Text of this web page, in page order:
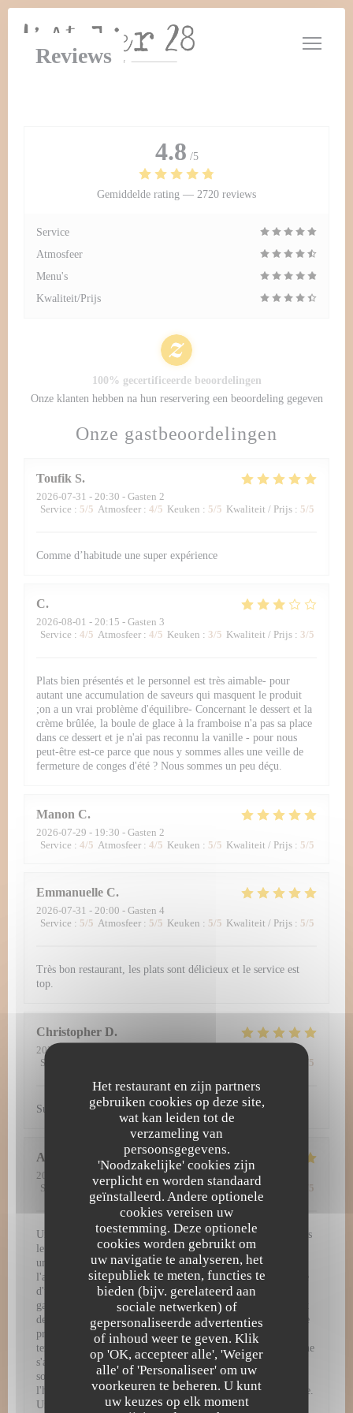
Cookies beheer paneel
Het restaurant en zijn partners
gebruiken cookies op deze site,
wat kan leiden tot de
verzameling van
persoonsgegevens.
'Noodzakelijke' cookies zijn
verplicht en worden standaard
geïnstalleerd. Andere optionele
cookies vereisen uw
toestemming. Deze optionele
cookies worden gebruikt om
uw navigatie te analyseren, het
sitepubliek te meten, functies te
bieden (bijv. gerelateerd aan
sociale netwerken) of
gepersonaliseerde advertenties
of inhoud weer te geven. Klik
op 'OK, accepteer alle', 'Weiger
alle' of 'Personaliseer' om uw
voorkeuren te beheren. U kunt
uw keuzes op elk moment
Reviews
Onze gastbeoordelingen
Toufik S
2026-07-31 - 20:30 - Gasten 2
Service : 5/5 Atmosfeer : 4/5 Keuken : 5/5 Kwaliteit / Prijs : 5/5
Comme d’habitude une super expérience
C
2026-08-01 - 20:15 - Gasten 3
Service : 4/5 Atmosfeer : 4/5 Keuken : 3/5 Kwaliteit / Prijs : 3/5
Plats bien présentés et le personnel est très aimable- pour
autant une accumulation de saveurs qui masquent le produit
;on a un vrai problème d'équilibre- Concernant le dessert et la
crème brûlée, la boule de glace à la framboise n'a pas sa place
dans ce dessert et je n'ai pas reconnu la vanille - pour nous
peut-être est-ce parce que nous y sommes alles une veille de
fermeture de conges d'été ? Nous sommes un peu déçu.
Manon C
2026-07-29 - 19:30 - Gasten 2
Service : 4/5 Atmosfeer : 4/5 Keuken : 5/5 Kwaliteit / Prijs : 5/5
Emmanuelle C
2026-07-31 - 20:00 - Gasten 4
Service : 5/5 Atmosfeer : 5/5 Keuken : 5/5 Kwaliteit / Prijs : 5/5
Très bon restaurant, les plats sont délicieux et le service est
top.
Christopher D
2026-07-30
Service
/5
Super découverte. Tout simplement excellent !
Amy
2026-07-29
- 12:30 - Gasten 3
Service
Atmosfeer: 5/5 Keuken: 5/5 Kwaliteit / Prijs /5
Une expérience gastronomique d'exception à L'Atelier 28 Dès
le passage de la porte, L'Atelier 28 vous plonge dans un
univers culinaire raffiné et inoubliable. Chaque détail, de
l'ambiance chaleureuse jusqu'à la dernière bouchée, témoigne
d'une passion authentique pour la haute gastronomie. Une
gastronomie remarquable et visuelle Les assiettes servies sont
de véritables œuvres d'art. Chaque plat arrive dressé avec une
précision chirurgicale, mêlant couleurs vibrantes, jeux de
textures et présentations d'une élégance rare. Mais la beauté ne
s'arrête pas au visuel : en bouche, les associations de saveurs
sont parfaitement équilibrées, audacieuses, et mettent à
l'honneur des produits de saison d'une fraîcheur irréprochable.
Un service irréprochable et chaleureux Pour sublimer cette
4.8 /5
Gemiddelde rating — 2720 reviews
Service
Atmosfeer
Menu's
Kwaliteit/Prijs
100% gecertificeerde beoordelingen
Onze klanten hebben na hun reservering een beoordeling gegeven